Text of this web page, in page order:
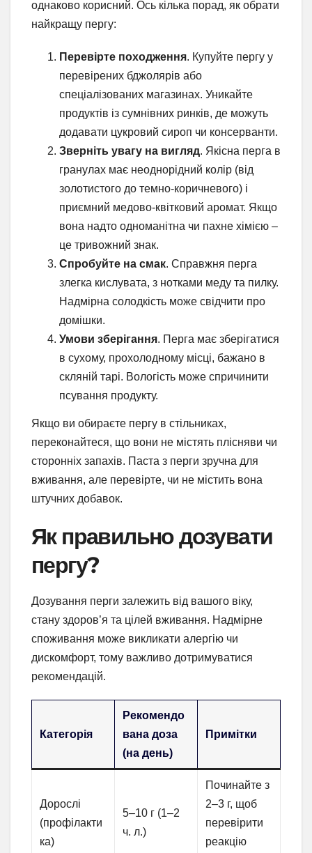
однаково корисний. Ось кілька порад, як обрати
найкращу пергу:
Перевірте походження. Купуйте пергу у
перевірених бджолярів або
спеціалізованих магазинах. Уникайте
продуктів із сумнівних ринків, де можуть
додавати цукровий сироп чи консерванти.
Зверніть увагу на вигляд. Якісна перга в
гранулах має неоднорідний колір (від
золотистого до темно-коричневого) і
приємний медово-квітковий аромат. Якщо
вона надто одноманітна чи пахне хімією –
це тривожний знак.
Спробуйте на смак. Справжня перга
злегка кислувата, з нотками меду та пилку.
Надмірна солодкість може свідчити про
домішки.
Умови зберігання. Перга має зберігатися
в сухому, прохолодному місці, бажано в
скляній тарі. Вологість може спричинити
псування продукту.
Якщо ви обираєте пергу в стільниках,
переконайтеся, що вони не містять плісняви чи
сторонніх запахів. Паста з перги зручна для
вживання, але перевірте, чи не містить вона
штучних добавок.
Як правильно дозувати
пергу?
Дозування перги залежить від вашого віку,
стану здоров’я та цілей вживання. Надмірне
споживання може викликати алергію чи
дискомфорт, тому важливо дотримуватися
рекомендацій.
Категорія
Рекомендо
вана доза
(на день)
Примітки
Дорослі
(профілакти
ка)
5–10 г (1–2
ч. л.)
Починайте з
2–3 г, щоб
перевірити
реакцію